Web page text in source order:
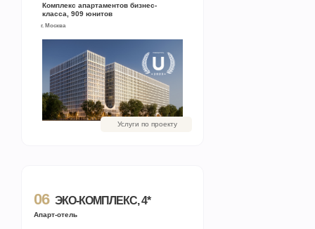
Апарт-отель
ЭКО-КОМПЛЕКС, 4*
06
Комплекс апартаментов бизнес-
класса, 909 юнитов
г. Москва
Услуги по проекту